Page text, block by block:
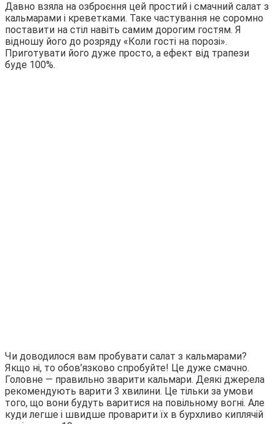
Давно взяла на озброєння цей простий і смачний салат з
кальмарами і креветками. Таке частування не соромно
поставити на стіл навіть самим дорогим гостям. Я
відношу його до розряду «Коли гості на порозі».
Приготувати його дуже просто, а ефект від трапези
буде 100%.
Чи доводилося вам пробувати салат з кальмарами?
Якщо ні, то обов’язково спробуйте! Це дуже смачно.
Головне — правильно зварити кальмари. Деякі джерела
рекомендують варити 3 хвилини. Це тільки за умови
того, що вони будуть варитися на повільному вогні. Але
куди легше і швидше проварити їх в бурхливо киплячій